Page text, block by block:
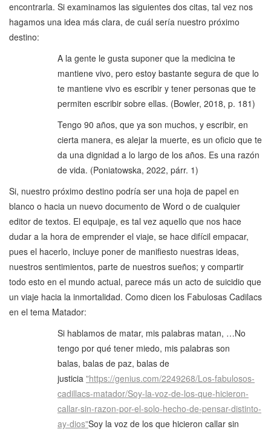
encontrarla. Si examinamos las siguientes dos citas, tal vez nos
hagamos una idea más clara, de cuál sería nuestro próximo
destino:
A la gente le gusta suponer que la medicina te
mantiene vivo, pero estoy bastante segura de que lo
te mantiene vivo es escribir y tener personas que te
permiten escribir sobre ellas. (Bowler, 2018, p. 181)
Tengo 90 años, que ya son muchos, y escribir, en
cierta manera, es alejar la muerte, es un oficio que te
da una dignidad a lo largo de los años. Es una razón
de vida. (Poniatowska, 2022, párr. 1)
Si, nuestro próximo destino podría ser una hoja de papel en
blanco o hacia un nuevo documento de Word o de cualquier
editor de textos. El equipaje, es tal vez aquello que nos hace
dudar a la hora de emprender el viaje, se hace difícil empacar,
pues el hacerlo, incluye poner de manifiesto nuestras ideas,
nuestros sentimientos, parte de nuestros sueños; y compartir
todo esto en el mundo actual, parece más un acto de suicidio que
un viaje hacia la inmortalidad. Como dicen los Fabulosas Cadilacs
en el tema Matador:
Si hablamos de matar, mis palabras matan, …No
tengo por qué tener miedo, mis palabras son
balas, balas de paz, balas de
justicia "https://genius.com/2249268/Los-fabulosos-
cadillacs-matador/Soy-la-voz-de-los-que-hicieron-
callar-sin-razon-por-el-solo-hecho-de-pensar-distinto-
ay-dios"Soy la voz de los que hicieron callar sin